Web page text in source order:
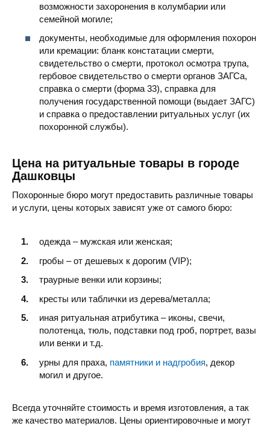
возможности захоронения в колумбарии или
семейной могиле;
документы, необходимые для оформления похорон
или кремации: бланк констатации смерти,
свидетельство о смерти, протокол осмотра трупа,
гербовое свидетельство о смерти органов ЗАГСа,
справка о смерти (форма 33), справка для
получения государственной помощи (выдает ЗАГС)
и справка о предоставлении ритуальных услуг (их
похоронной службы).
Цена на ритуальные товары в городе
Дашковцы
Похоронные бюро могут предоставить различные товары
и услуги, цены которых зависят уже от самого бюро:
одежда – мужская или женская;
гробы – от дешевых к дорогим (VIP);
траурные венки или корзины;
кресты или таблички из дерева/металла;
иная ритуальная атрибутика – иконы, свечи,
полотенца, тюль, подставки под гроб, портрет, вазы
или венки и т.д.
урны для праха, памятники и надгробия, декор
могил и другое.
Всегда уточняйте стоимость и время изготовления, а так
же качество материалов. Цены ориентировочные и могут